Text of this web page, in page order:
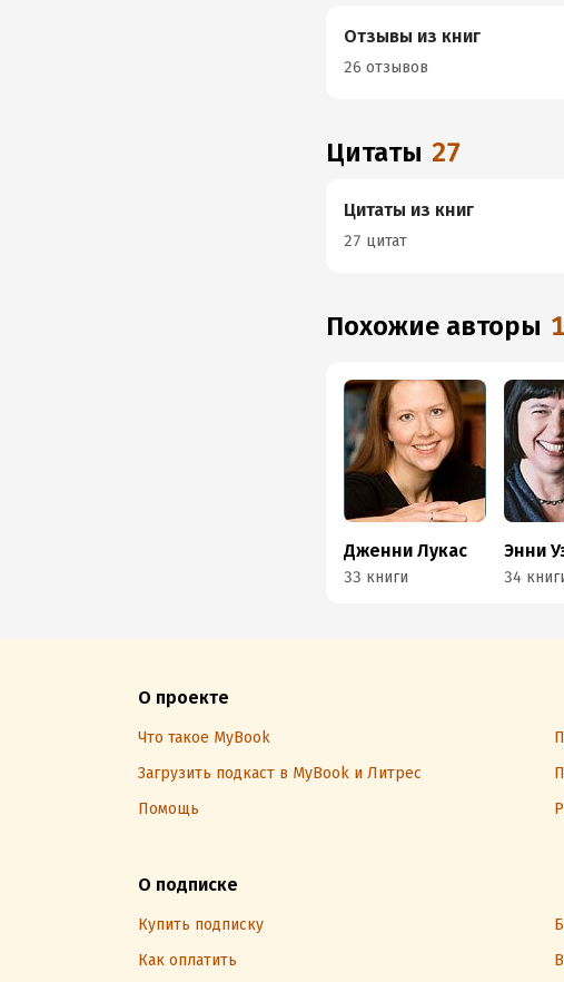
Отзывы из книг
26 отзывов
Цитаты 27
Цитаты из книг
27 цитат
Похожие авторы
Дженни Лукас
33 книги
Энни
34
О проекте
Что такое MyBook
Загрузить подкаст в MyBook и Литрес
Помощь
О подписке
Купить подписку
Как оплатить